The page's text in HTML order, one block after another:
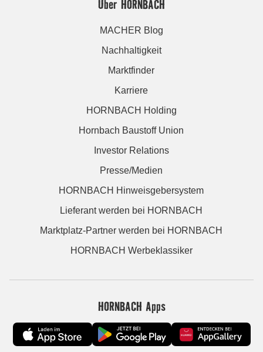
Über HORNBACH
MACHER Blog
Nachhaltigkeit
Marktfinder
Karriere
HORNBACH Holding
Hornbach Baustoff Union
Investor Relations
Presse/Medien
HORNBACH Hinweisgebersystem
Lieferant werden bei HORNBACH
Marktplatz-Partner werden bei HORNBACH
HORNBACH Werbeklassiker
HORNBACH Apps